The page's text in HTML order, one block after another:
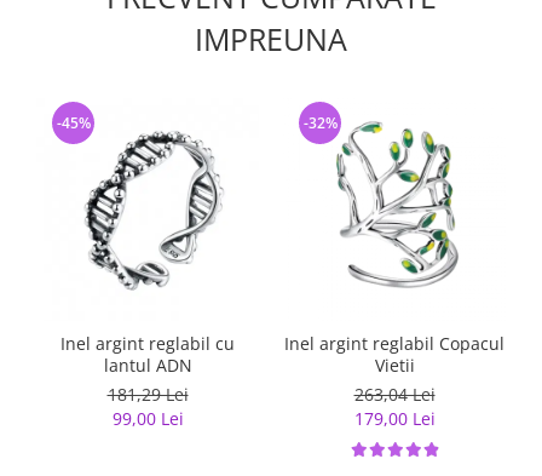
IMPREUNA
Inel argint reglabil cu
lantul ADN
181,29 Lei
99,00 Lei
-45%
Inel argint reglabil Copacul
Vietii
263,04 Lei
179,00 Lei
-32%